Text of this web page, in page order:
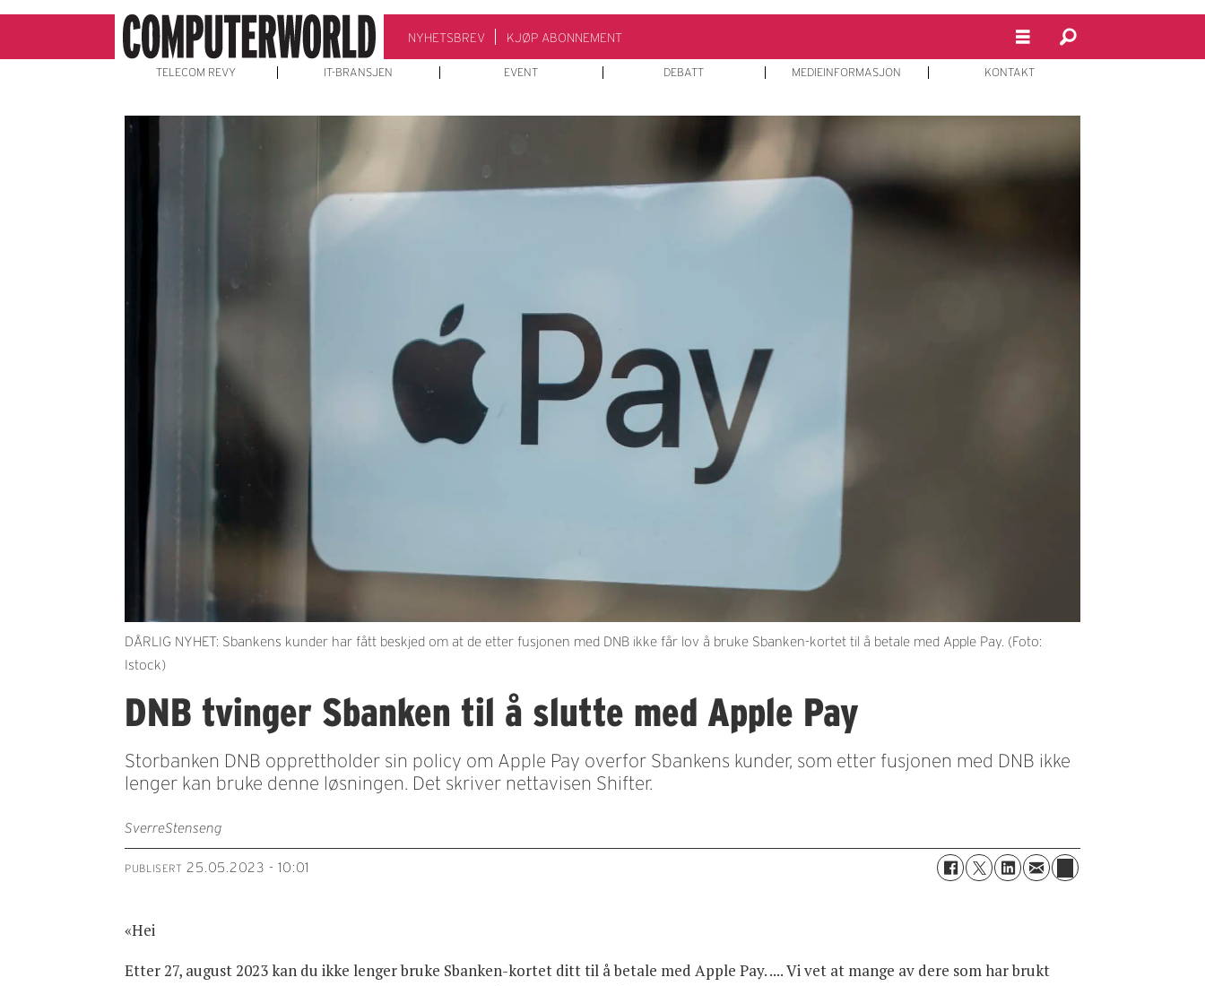
NYHETSBREV KJØP ABONNEMENT
TELECOM REVY IT-BRANSJEN EVENT DEBATT MEDIEINFORMASJON KONTAKT
DÅRLIG NYHET: Sbankens kunder har fått beskjed om at de etter fusjonen med DNB ikke får lov å bruke Sbanken-kortet til å betale med Apple Pay. (Foto:
Istock)
DNB tvinger Sbanken til å slutte med Apple Pay
Storbanken DNB opprettholder sin policy om Apple Pay overfor Sbankens kunder, som etter fusjonen med DNB ikke
lenger kan bruke denne løsningen. Det skriver nettavisen Shifter.
SverreStenseng
PUBLISERT 25.05.2023 - 10:01
«Hei
Etter 27, august 2023 kan du ikke lenger bruke Sbanken-kortet ditt til å betale med Apple Pay. .... Vi vet at mange av dere som har brukt